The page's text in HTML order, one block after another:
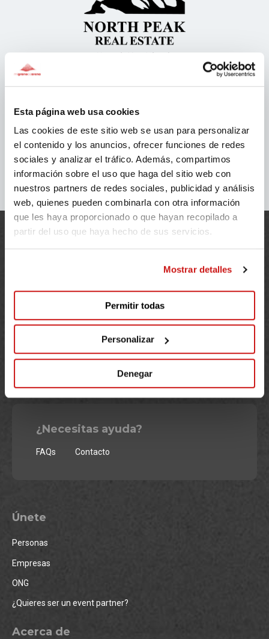
Esta página web usa cookies
Las cookies de este sitio web se usan para personalizar
el contenido y los anuncios, ofrecer funciones de redes
sociales y analizar el tráfico. Además, compartimos
información sobre el uso que haga del sitio web con
nuestros partners de redes sociales, publicidad y análisis
web, quienes pueden combinarla con otra información
que les haya proporcionado o que hayan recopilado a
partir del uso que haya hecho de sus servicios.
Mostrar detalles
Permitir todas
Personalizar
Denegar
Somos la plataforma de crowdfunding social y solidario que
permite implicarse con causas sociales a través de la creación
de retos solidarios basados en el crowdfunding.
¿Necesitas ayuda?
FAQs Contacto
Únete
Personas
Empresas
ONG
¿Quieres ser un event partner?
Acerca de